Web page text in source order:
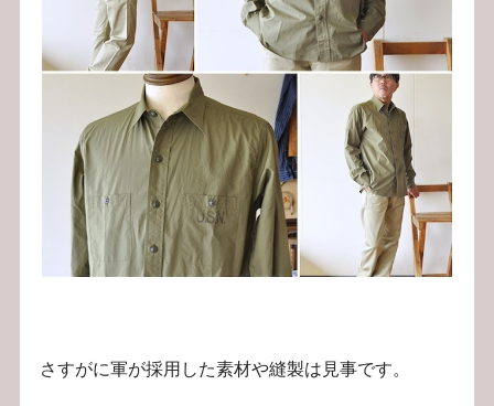
さすがに軍が採用した素材や縫製は見事です。